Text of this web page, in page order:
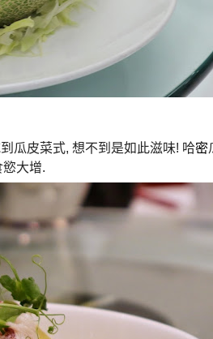
瓜皮菜式, 想不到是如此滋味! 哈密
慾大增.